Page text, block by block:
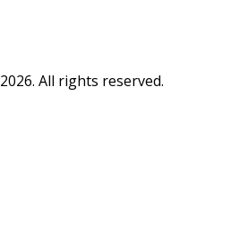
All rights reserved.